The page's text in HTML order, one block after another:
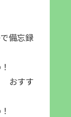
備忘録
すす